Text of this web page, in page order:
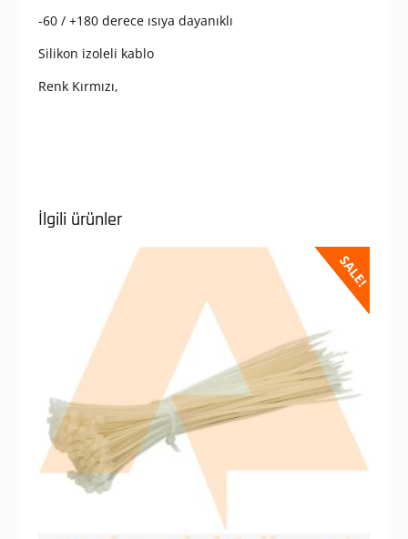
-60 / +180 derece ısıya dayanıklı
Silikon izoleli kablo
Renk Kırmızı,
İlgili ürünler
SALE!